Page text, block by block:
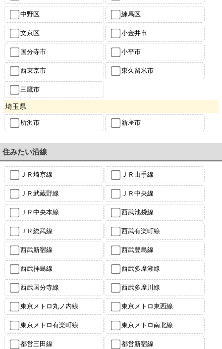
中野区 練馬区
文京区 小金井市
国分寺市 小平市
西東京市 東久留米市
三鷹市
埼玉県
所沢市 新座市
住みたい沿線
ＪＲ埼京線 ＪＲ山手線
ＪＲ武蔵野線 ＪＲ中央線
ＪＲ中央本線 西武池袋線
ＪＲ総武線 西武有楽町線
西武新宿線 西武豊島線
西武拝島線 西武多摩湖線
西武国分寺線 西武多摩川線
東京メトロ丸ノ内線 東京メトロ東西線
東京メトロ有楽町線 東京メトロ南北線
都営三田線 都営新宿線